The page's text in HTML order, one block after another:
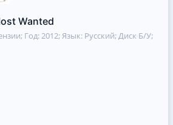
Wanted
; Год: 2012; Язык: Русский; Диск Б/У;